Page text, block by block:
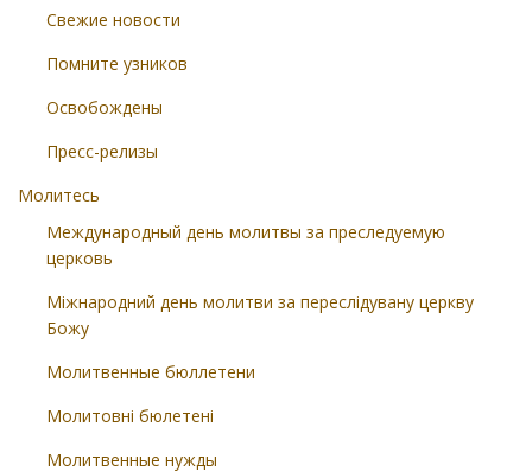
Свежие новости
Помните узников
Освобождены
Пресс-релизы
Молитесь
Международный день молитвы за преследуемую
церковь
Міжнародний день молитви за переслідувану церкву
Божу
Молитвенные бюллетени
Молитовні бюлетені
Молитвенные нужды